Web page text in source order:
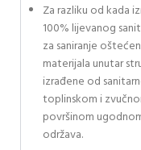
Za razliku od kada
100% lijevanog
za saniranje
materijala unutar
izrađene od
toplinskom i
površinom
održava.